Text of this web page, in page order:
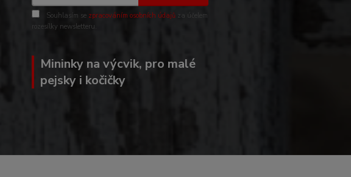
Souhlasím se zpracováním osobních údajů za účelem
rozesílky newsletteru.
Mininky na výcvik, pro malé
pejsky i kočičky